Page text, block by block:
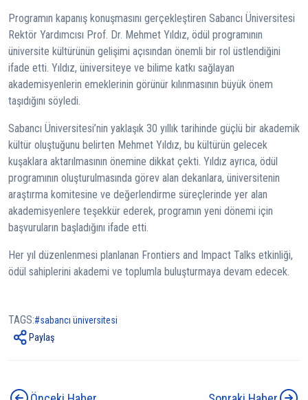
Programın kapanış konuşmasını gerçekleştiren Sabancı Üniversitesi
Rektör Yardımcısı Prof. Dr. Mehmet Yıldız, ödül programının
üniversite kültürünün gelişimi açısından önemli bir rol üstlendiğini
ifade etti. Yıldız, üniversiteye ve bilime katkı sağlayan
akademisyenlerin emeklerinin görünür kılınmasının büyük önem
taşıdığını söyledi.
Sabancı Üniversitesi’nin yaklaşık 30 yıllık tarihinde güçlü bir akademik
kültür oluştuğunu belirten Mehmet Yıldız, bu kültürün gelecek
kuşaklara aktarılmasının önemine dikkat çekti. Yıldız ayrıca, ödül
programının oluşturulmasında görev alan dekanlara, üniversitenin
araştırma komitesine ve değerlendirme süreçlerinde yer alan
akademisyenlere teşekkür ederek, programın yeni dönemi için
başvuruların başladığını ifade etti.
Her yıl düzenlenmesi planlanan Frontiers and Impact Talks etkinliği,
ödül sahiplerini akademi ve toplumla buluşturmaya devam edecek.
TAGS:
sabancı üniversitesi
Paylaş